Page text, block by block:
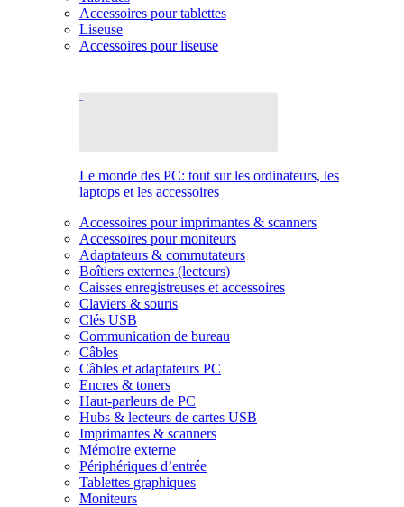
Accessoires pour tablettes
Liseuse
Accessoires pour liseuse
Le monde des PC: tout sur les ordinateurs, les
laptops et les accessoires
Accessoires pour imprimantes & scanners
Accessoires pour moniteurs
Adaptateurs & commutateurs
Boîtiers externes (lecteurs)
Caisses enregistreuses et accessoires
Claviers & souris
Clés USB
Communication de bureau
Câbles
Câbles et adaptateurs PC
Encres & toners
Haut-parleurs de PC
Hubs & lecteurs de cartes USB
Imprimantes & scanners
Mémoire externe
Périphériques d’entrée
Tablettes graphiques
Moniteurs